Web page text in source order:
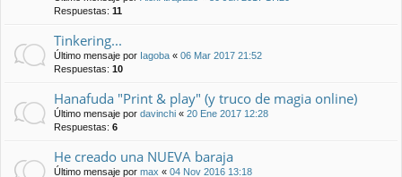
Respuestas: 11
Tinkering...
Último mensaje por Iagoba « 06 Mar 2017 21:52
Respuestas: 10
Hanafuda "Print & play" (y truco de magia online)
Último mensaje por davinchi « 20 Ene 2017 12:28
Respuestas: 6
He creado una NUEVA baraja
Último mensaje por max « 04 Nov 2016 13:18